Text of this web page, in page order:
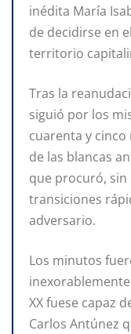
inédita María
de decidirse en
territorio
Tras la
siguió por los
cuarenta y
de las blancas
que procuró,
transiciones
adversario.
Los minutos
XX fuese capaz
Carlos Antúnez